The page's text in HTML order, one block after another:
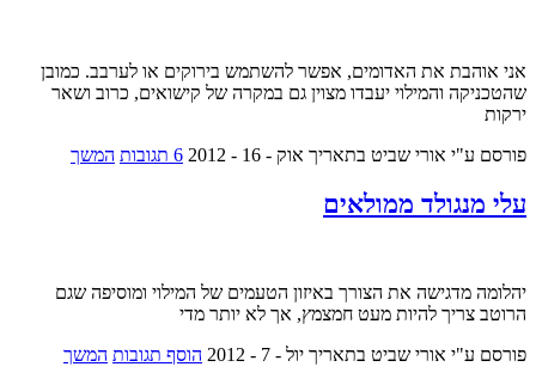
אני אוהבת את האדומים, אפשר להשתמש בירוקים או לערבב. כמובן
שהטכניקה והמילוי יעבדו מצוין גם במקרה של קישואים, כרוב ושאר
ירקות
פורסם ע"י אורי שביט בתאריך אוק - 16 - 2012 6 תגובות המשך
עלי מנגולד ממולאים
יהלומה מדגישה את הצורך באיזון הטעמים של המילוי ומוסיפה שגם
הרוטב צריך להיות מעט חמצמץ, אך לא יותר מדי
פורסם ע"י אורי שביט בתאריך יול - 7 - 2012 הוסף תגובות המשך